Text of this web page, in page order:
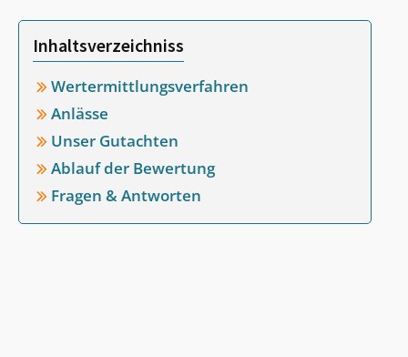
Inhaltsverzeichniss
Wertermittlungsverfahren
Anlässe
Unser Gutachten
Ablauf der Bewertung
Fragen & Antworten